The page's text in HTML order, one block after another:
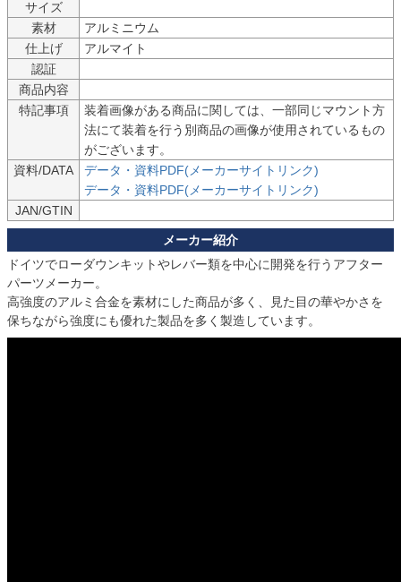
サイズ
素材
アルミニウム
仕上げ
アルマイト
認証
商品内容
特記事項
装着画像がある商品に関しては、一部同じマウント方
法にて装着を行う別商品の画像が使用されているもの
がございます。
資料/DATA
データ・資料PDF(メーカーサイトリンク)
データ・資料PDF(メーカーサイトリンク)
JAN/GTIN
ドイツでローダウンキットやレバー類を中心に開発を行うアフター
パーツメーカー。
高強度のアルミ合金を素材にした商品が多く、見た目の華やかさを
保ちながら強度にも優れた製品を多く製造しています。